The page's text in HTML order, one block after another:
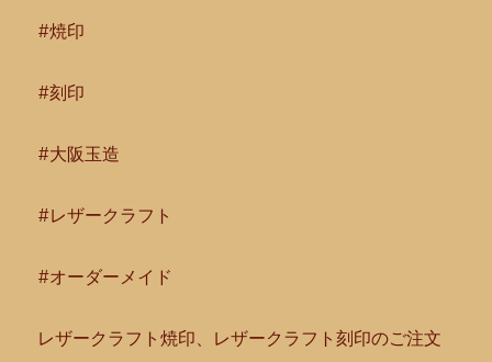
#焼印
#刻印
#大阪玉造
#レザークラフト
#オーダーメイド
レザークラフト焼印、レザークラフト刻印のご注文